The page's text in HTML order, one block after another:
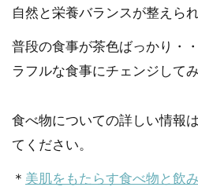
自然と栄養バランスが整えられ
普段の食事が茶色ばっかり・
ラフルな食事にチェンジして
食べ物についての詳しい情報
てください。
＊ 美肌をもたらす食べ物と飲